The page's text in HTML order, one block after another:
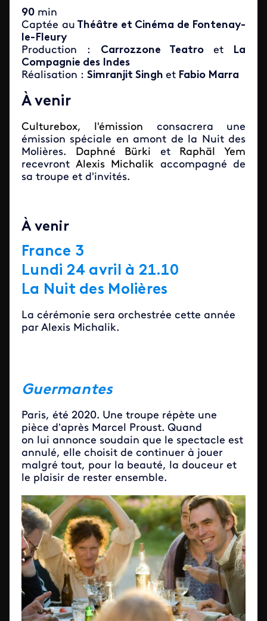
90 min
Captée au Théâtre et Cinéma de Fontenay-
le-Fleury
Production : Carrozzone Teatroet La
Compagnie des Indes
Réalisation : Simranjit Singh et Fabio Marra
À venir
Culturebox, l'émission
consacrera une
émission spéciale en amont de la Nuit des
Molières. Daphné Bürki etRaphäl Yem
recevront Alexis Michalik accompagné de
sa troupe et d'invités.
À venir
France 3
Lundi 24 avril à 21.10
La Nuit des Molières
La cérémonie sera orchestrée cette année
par Alexis Michalik.
Guermantes
Paris, été 2020. Une troupe répète une
pièce d’après Marcel Proust. Quand
on lui annonce soudain que le spectacle est
annulé, elle choisit de continuer à jouer
malgré tout, pour la beauté, la douceur et
le plaisir de rester ensemble.